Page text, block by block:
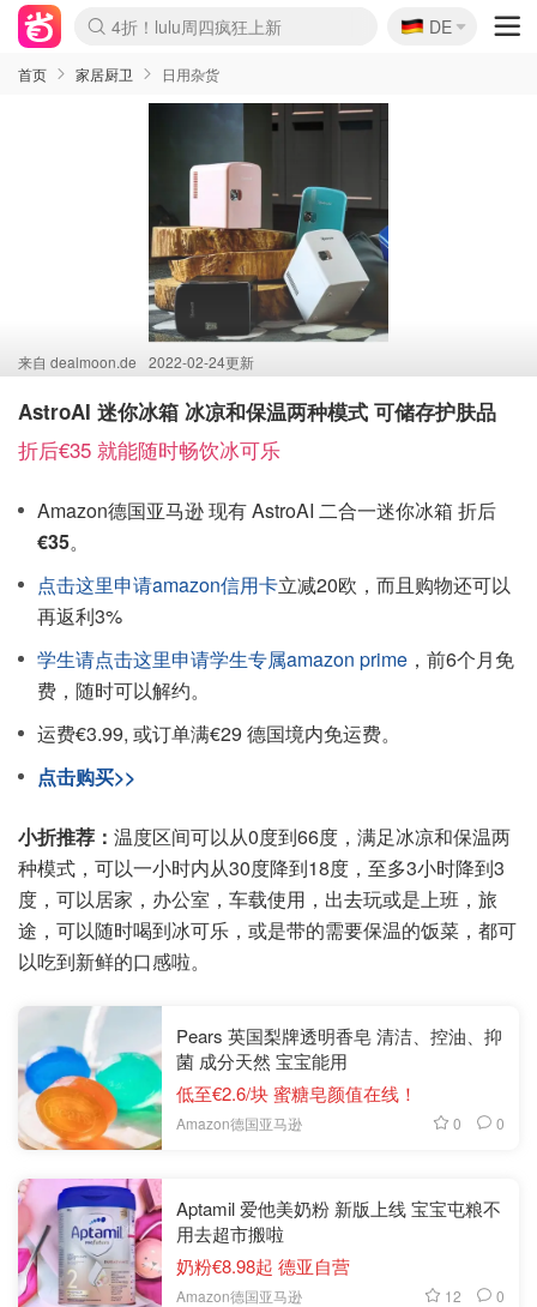
Boticinal 夏促开抢！
4折！lulu周四疯狂上新
还没结束！&OtherStories大促
Joybuy变相75折 随时失效
速领！Stanley独家85折
疑似霸哥！Camper额外叠85折
Zalando 奥莱闪促！每日更新
Moncler反季囤！5折起+叠9折
Coach Brooklyn仅€192
🇩🇪
DE
首页 家居厨卫 日用杂货
来自 dealmoon.de 2022-02-24更新
AstroAI 迷你冰箱 冰凉和保温两种模式 可储存护肤品
折后€35 就能随时畅饮冰可乐
Amazon德国亚马逊 现有 AstroAI 二合一迷你冰箱 折后
€35。
点击这里申请amazon信用卡立减20欧，而且购物还可以
再返利3%
学生请点击这里申请学生专属amazon prime ，前6个月免
费，随时可以解约。
运费€3.99, 或订单满€29 德国境内免运费。
点击购买>>
小折推荐： 温度区间可以从0度到66度，满足冰凉和保温两
种模式，可以一小时内从30度降到18度，至多3小时降到3
度，可以居家，办公室，车载使用，出去玩或是上班，旅
途，可以随时喝到冰可乐，或是带的需要保温的饭菜，都可
以吃到新鲜的口感啦。
Pears 英国梨牌透明香皂 清洁、控油、抑
菌 成分天然 宝宝能用
低至€2.6/块 蜜糖皂颜值在线！
Amazon德国亚马逊 0 0
Aptamil 爱他美奶粉 新版上线 宝宝屯粮不
用去超市搬啦
奶粉€8.98起 德亚自营
Amazon德国亚马逊 12 0